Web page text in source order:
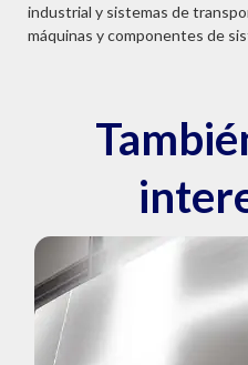
industrial y sistemas de
máquinas y componentes de